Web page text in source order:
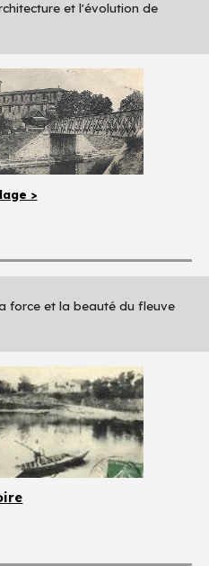
et l'évolution de
>
force et la beauté du fleuve